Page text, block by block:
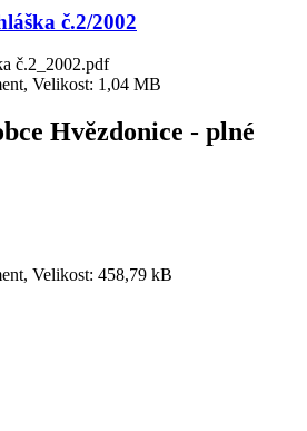
č.2/2002
č.2_2002.pdf
Velikost: 1,04 MB
Hvězdonice - plné
Velikost: 458,79 kB